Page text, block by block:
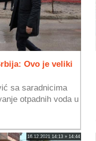
Ovo je veliki
sa saradnicima
otpadnih voda u
16.12.2021 14:13 » 14:44